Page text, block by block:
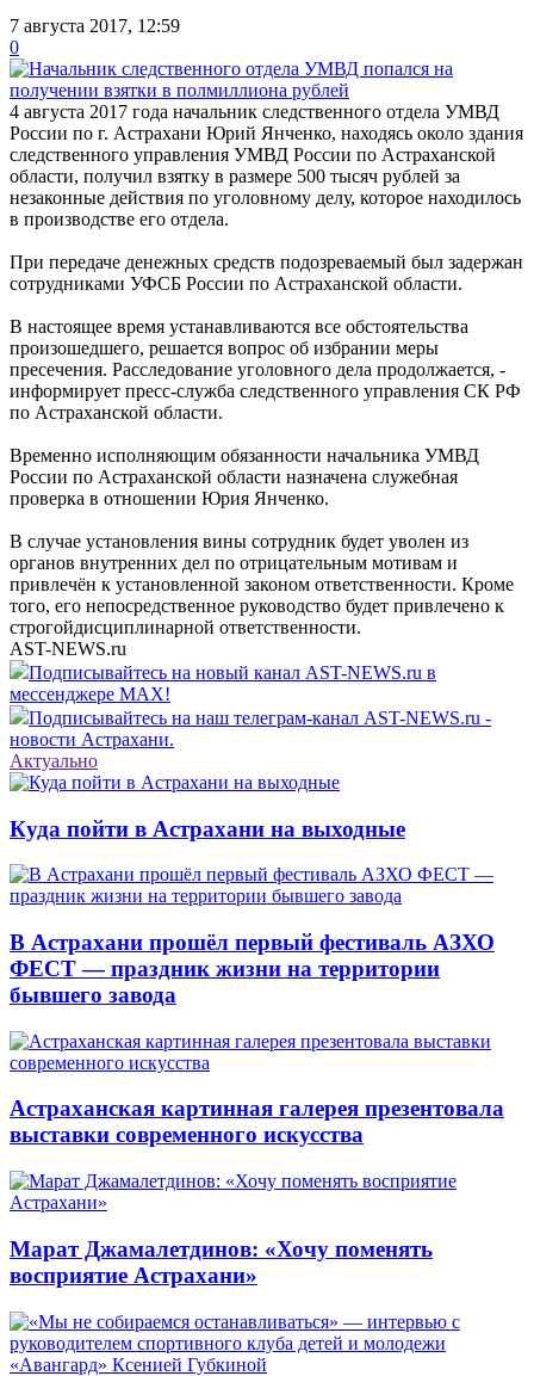
7 августа 2017, 12:59
0
4 августа 2017 года начальник следственного отдела УМВД
России по г. Астрахани Юрий Янченко, находясь около здания
следственного управления УМВД России по Астраханской
области, получил взятку в размере 500 тысяч рублей за
незаконные действия по уголовному делу, которое находилось
в производстве его отдела.
При передаче денежных средств подозреваемый был задержан
сотрудниками УФСБ России по Астраханской области.
В настоящее время устанавливаются все обстоятельства
произошедшего, решается вопрос об избрании меры
пресечения. Расследование уголовного дела продолжается, -
информирует пресс-служба следственного управления СК РФ
по Астраханской области.
Временно исполняющим обязанности начальника УМВД
России по Астраханской области назначена служебная
проверка в отношении Юрия Янченко.
В случае установления вины сотрудник будет уволен из
органов внутренних дел по отрицательным мотивам и
привлечён к установленной законом ответственности. Кроме
того, его непосредственное руководство будет привлечено к
строгойдисциплинарной ответственности.
AST-NEWS.ru
Подписывайтесь на новый канал AST-NEWS.ru в
мессенджере MAX!
Подписывайтесь на наш телеграм-канал AST-NEWS.ru -
новости Астрахани.
Актуально
Куда пойти в Астрахани на выходные
В Астрахани прошёл первый фестиваль АЗХО
ФЕСТ — праздник жизни на территории
бывшего завода
Астраханская картинная галерея презентовала
выставки современного искусства
Марат Джамалетдинов: «Хочу поменять
восприятие Астрахани»